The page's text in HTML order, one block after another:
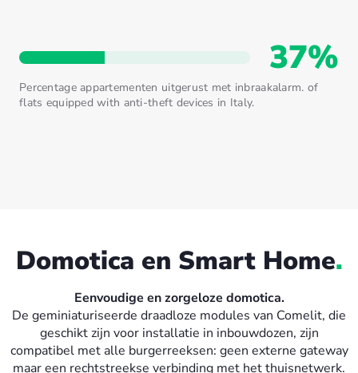
37%
Percentage appartementen uitgerust met inbraakalarm. of
flats equipped with anti-theft devices in Italy.
Domotica en Smart Home.
Eenvoudige en zorgeloze domotica.
De geminiaturiseerde draadloze modules van Comelit, die
geschikt zijn voor installatie in inbouwdozen, zijn
compatibel met alle burgerreeksen: geen externe gateway
maar een rechtstreekse verbinding met het thuisnetwerk.